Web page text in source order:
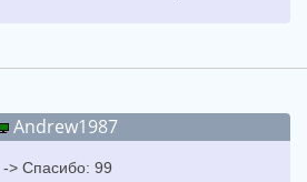
Andrew1987
-> Спасибо: 99